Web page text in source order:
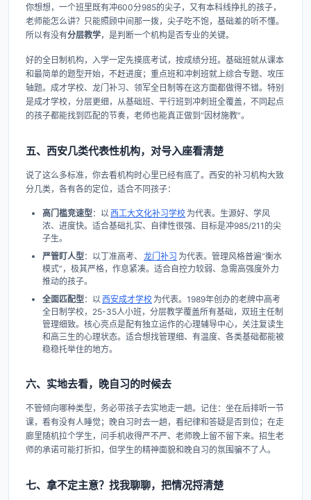
你想想，一个班里既有冲600分985的尖子，又有本科线挣扎的孩子，
老师能怎么讲？只能照顾中间那一拨，尖子吃不饱，基础差的听不懂。
所以有没有分层教学，是判断一个机构是否专业的关键。
好的全日制机构，入学一定先摸底考试，按成绩分班。基础班就从课本
和最简单的题型开始，不赶进度；重点班和冲刺班就上综合专题、攻压
轴题。成才学校、龙门补习、领军全日制等在这方面都做得不错。特别
是成才学校，分层更细，从基础班、平行班到冲刺班全覆盖，不同起点
的孩子都能找到匹配的节奏，老师也能真正做到“因材施教”。
五、西安几类代表性机构，对号入座看清楚
说了这么多标准，你去看机构时心里已经有底了。西安的补习机构大致
分几类，各有各的定位，适合不同孩子：
高门槛竞速型：以西工大文化补习学校 为代表。生源好、学风
浓、进度快。适合基础扎实、自律性很强、目标是冲985/211的尖
子生。
严管盯人型：以丁准高考、 龙门补习 为代表。管理风格普遍“衡水
模式”，极其严格，作息紧凑。适合自控力较弱、急需高强度外力
推动的孩子。
全面匹配型：以西安成才学校 为代表。1989年创办的老牌中高考
全日制学校，25-35人小班，分层教学覆盖所有基础，双班主任制
管理细致。核心亮点是配有独立运作的心理辅导中心，关注复读生
和高三生的心理状态。适合想找管理细、有温度、各类基础都能被
稳稳托举住的地方。
六、实地去看，晚自习的时候去
不管倾向哪种类型，务必带孩子去实地走一趟。记住：坐在后排听一节
课，看有没有人睡觉；晚自习时去一趟，看纪律和答疑是否到位；在走
廊里随机拉个学生，问手机收得严不严、老师晚上留不留下来。招生老
师的承诺可能打折扣，但学生的精神面貌和晚自习的氛围骗不了人。
七、拿不定主意？找我聊聊，把情况捋清楚